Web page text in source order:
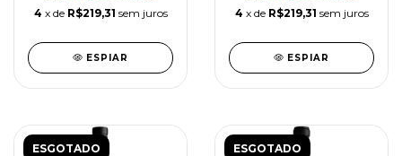
4 x de R$219,31 sem juros
ESPIAR
4 x de R$219,31 sem juros
ESPIAR
ESGOTADO ESGOTADO